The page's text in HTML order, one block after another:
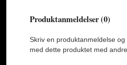
Produktanmeldelser (0)
Skriv en produktanmeldelse
med dette produktet med